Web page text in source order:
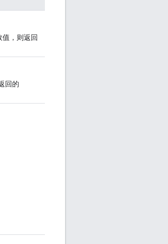
值，则返回
回的